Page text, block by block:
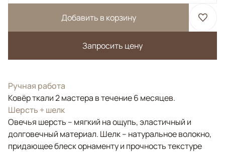
Добавить в корзину
Запросить цену
Ручная работа
Ковёр ткали 2 мастера в течение 6 месяцев.
Шерсть + шелк
Овечья шерсть – мягкий на ощупь, эластичный и
долговечный материал. Шелк – натуральное волокно,
придающее блеск орнаменту и прочность текстуре